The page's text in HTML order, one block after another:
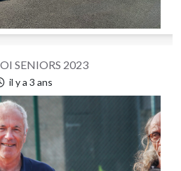
SENIORS 2023
il y a 3 ans